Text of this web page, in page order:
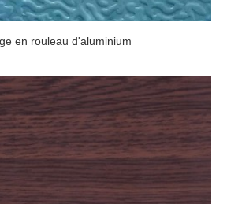
en rouleau d'aluminium